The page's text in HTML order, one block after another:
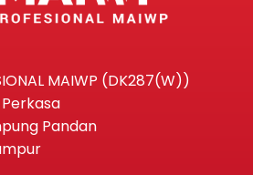
MAIWP (DK287(W))
Pandan